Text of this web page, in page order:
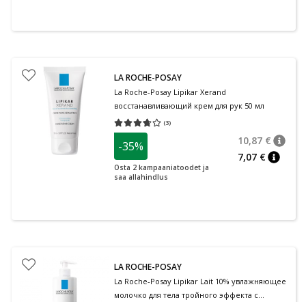
LA ROCHE-POSAY
La Roche-Posay Lipikar Xerand
восстанавливающий крем для рук 50 мл
(3)
Средняя оценка 3.67
-35%
Osta 2 kampaaniatoodet ja
saa allahindlus
10,87 €
7,07 €
LA ROCHE-POSAY
La Roche-Posay Lipikar Lait 10% увлажняющее
молочко для тела тройного эффекта с